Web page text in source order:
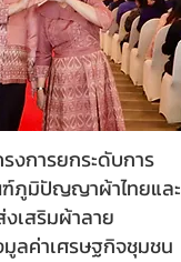
งการยกระดับการ
มิปัญญาผ้าไทยและ
เสริมผ้าลาย
มูลค่าเศรษฐกิจชุมชน